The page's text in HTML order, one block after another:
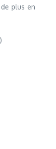
plus en